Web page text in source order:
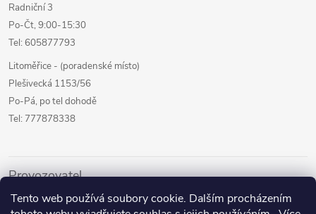
Tento web používá soubory cookie. Dalším procházením
Radniční 3
Po-Čt, 9:00-15:30
Tel: 605877793
Litoměřice - (poradenské místo)
Plešivecká 1153/56
Po-Pá, po tel dohodě
Tel: 777878338
Provozovatel
Internetový prodej